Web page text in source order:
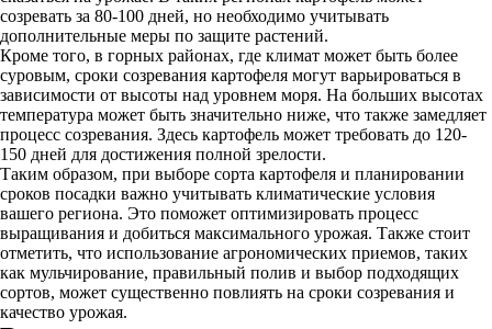
созревать за 80-100 дней, но необходимо учитывать
дополнительные меры по защите растений.
Кроме того, в горных районах, где климат может быть более
суровым, сроки созревания картофеля могут варьироваться в
зависимости от высоты над уровнем моря. На больших высотах
температура может быть значительно ниже, что также замедляет
процесс созревания. Здесь картофель может требовать до 120-
150 дней для достижения полной зрелости.
Таким образом, при выборе сорта картофеля и планировании
сроков посадки важно учитывать климатические условия
вашего региона. Это поможет оптимизировать процесс
выращивания и добиться максимального урожая. Также стоит
отметить, что использование агрономических приемов, таких
как мульчирование, правильный полив и выбор подходящих
сортов, может существенно повлиять на сроки созревания и
качество урожая.